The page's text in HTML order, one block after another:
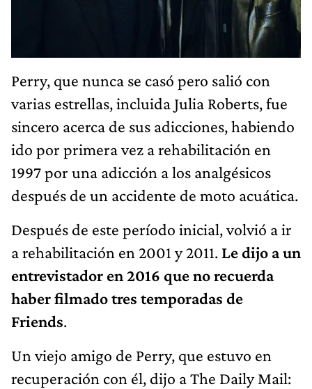
Perry, que nunca se casó pero salió con
varias estrellas, incluida Julia Roberts, fue
sincero acerca de sus adicciones, habiendo
ido por primera vez a rehabilitación en
1997 por una adicción a los analgésicos
después de un accidente de moto acuática.
Después de este período inicial, volvió a ir
a rehabilitación en 2001 y 2011. Le dijo a un
entrevistador en 2016 que no recuerda
haber filmado tres temporadas de
Friends.
Un viejo amigo de Perry, que estuvo en
recuperación con él, dijo a The Daily Mail: